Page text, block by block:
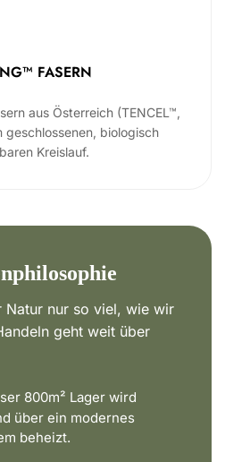
FASERN
aus Österreich (TENCEL™,
geschlossenen, biologisch
Kreislauf.
Natur nur so viel, wie wir
geht weit über
800m² Lager wird
über ein modernes
beheizt.